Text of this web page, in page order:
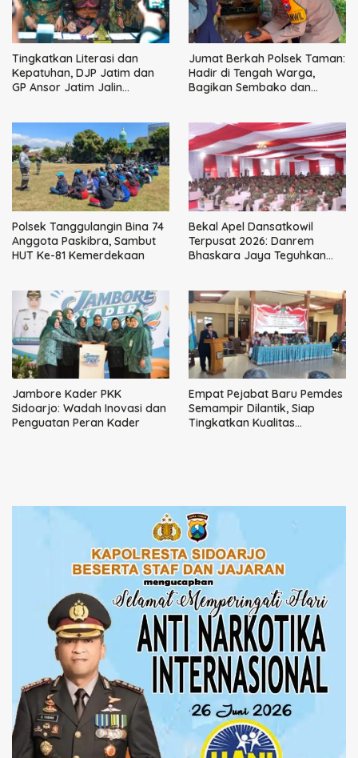
Tingkatkan Literasi dan
Kepatuhan, DJP Jatim dan
GP Ansor Jatim Jalin
Jumat Berkah Polsek Taman:
Hadir di Tengah Warga,
Bagikan Sembako dan
Polsek Tanggulangin Bina 74
Anggota Paskibra, Sambut
HUT Ke-81 Kemerdekaan
Bekal Apel Dansatkowil
Terpusat 2026: Danrem
Bhaskara Jaya Teguhkan
Jambore Kader PKK
Sidoarjo: Wadah Inovasi dan
Penguatan Peran Kader
Empat Pejabat Baru Pemdes
Semampir Dilantik, Siap
Tingkatkan Kualitas